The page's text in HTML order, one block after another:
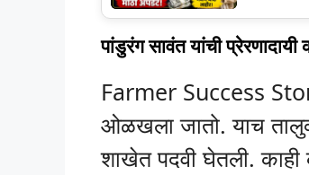
पांडुरंग सावंत यांची प्रेरणादायी
Farmer Success
ओळखला जातो. याच
शाखेत पदवी घेतली. काही